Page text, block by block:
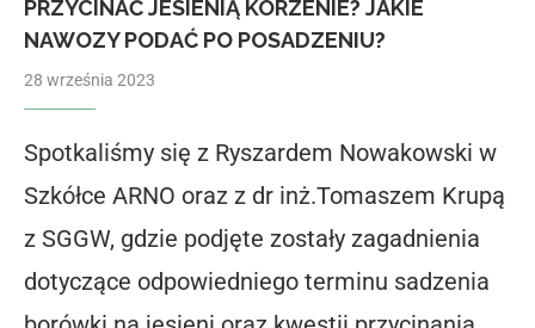
PRZYCINAĆ JESIENIĄ KORZENIE? JAKIE
NAWOZY PODAĆ PO POSADZENIU?
28 września 2023
Spotkaliśmy się z Ryszardem Nowakowski w
Szkółce ARNO oraz z dr inż.Tomaszem Krupą
z SGGW, gdzie podjęte zostały zagadnienia
dotyczące odpowiedniego terminu sadzenia